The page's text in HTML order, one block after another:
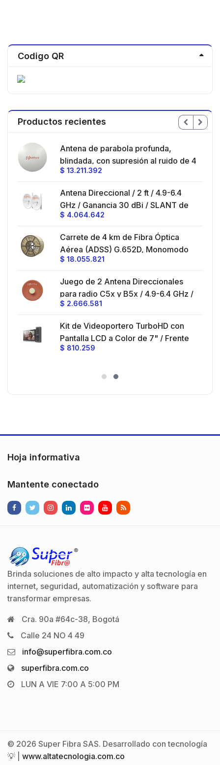
Codigo QR
Productos recientes
Antena de parabola profunda,
blindada, con supresión al ruido de 4
ft, 5.9-7.2 GHz, Ganancia 36 dBi con
hasta 80 km, Conectores N-hembra,
montaje con alineación milimétrica.
$ 13.211.392
Antena Direccional / 2 ft / 4.9-6.4
GHz / Ganancia 30 dBi / SLANT de
45 ° y 90 ° / Conector N-Hembra /
$ 4.064.642
Carrete de 4 km de Fibra Óptica
Aérea (ADSS) G.652D, Monomodo
de 24 Hilos, Exterior, Span 200,
$ 18.055.821
Juego de 2 Antena Direccionales
para radio C5x y B5x / 4.9-6.4 GHz /
Ganancia 27 dBi / Montaje incluido.
$ 2.666.581
Kit de Videoportero TurboHD con
Pantalla LCD a Color de 7" / Frente
de Calle para Exterior de
)130° de Visión (Gran Angular)
$ 810.259
Hoja informativa
Mantente conectado
Brinda soluciones de alto impacto y alta tecnología en
internet, seguridad, automatización y software para
transformar empresas.
Cra. 90a #64c-38, Bogotá
Calle 24 NO 4 49
info@superfibra.com.co
superfibra.com.co
LUN A VIE 7:00 A 5:00 PM
© 2026 Super Fibra SAS. Desarrollado con tecnología
💡 | www.altatecnologia.com.co